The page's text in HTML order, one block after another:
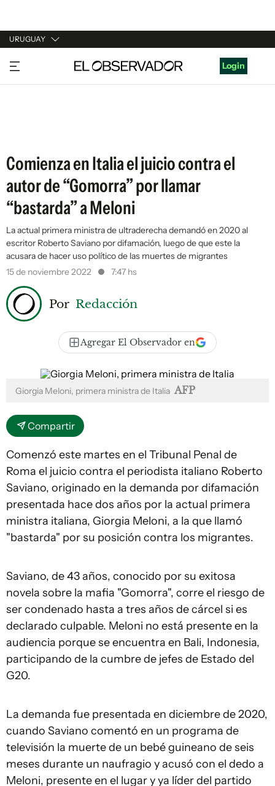
URUGUAY
URUGUAY
ARGENTINA
Login
Comienza en Italia el juicio contra el
autor de “Gomorra” por llamar
“bastarda” a Meloni
La actual primera ministra de ultraderecha demandó en 2020 al
escritor Roberto Saviano por difamación, luego de que este la
acusara de hacer uso político de las muertes de migrantes
15 de noviembre 2022
7:47 hs
Por Redacción
Agregar El Observador en
Giorgia Meloni, primera ministra de Italia AFP
Compartir
Comenzó este martes en el Tribunal Penal de
Roma el juicio contra el periodista italiano Roberto
Saviano, originado en la demanda por difamación
presentada hace dos años por la actual primera
ministra italiana, Giorgia Meloni, a la que llamó
"bastarda" por su posición contra los migrantes.
Saviano, de 43 años, conocido por su exitosa
novela sobre la mafia "Gomorra", corre el riesgo de
ser condenado hasta a tres años de cárcel si es
declarado culpable. Meloni no está presente en la
audiencia porque se encuentra en Bali, Indonesia,
participando de la cumbre de jefes de Estado del
G20.
La demanda fue presentada en diciembre de 2020,
cuando Saviano comentó en un programa de
televisión la muerte de un bebé guineano de seis
meses durante un naufragio y acusó con el dedo a
Meloni, presente en el lugar y ya líder del partido